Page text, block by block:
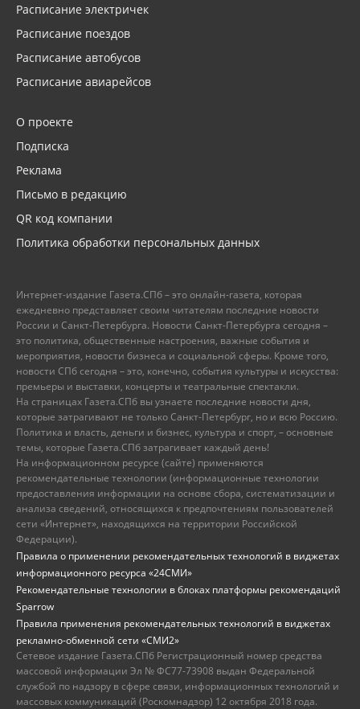
Расписание электричек
Расписание поездов
Расписание автобусов
Расписание авиарейсов
О проекте
Подписка
Реклама
Письмо в редакцию
QR код компании
Политика обработки персональных данных
Интернет-издание Газета.СПб – это онлайн-газета, которая
ежедневно представляет своим читателям последние новости
России и Санкт-Петербурга. Новости Санкт-Петербурга сегодня –
это политика, общественные настроения, важные события и
мероприятия, новости бизнеса и социальной сферы. Кроме того,
новости СПб сегодня – это, конечно, события культуры и искусства:
премьеры и выставки, концерты и театральные спектакли.
На страницах Газета.СПб вы узнаете последние новости дня,
которые затрагивают не только Санкт-Петербург, но и всю Россию.
Политика и власть, деньги и бизнес, культура и спорт, – основные
темы, которые Газета.СПб затрагивает каждый день!
На информационном ресурсе (сайте) применяются
рекомендательные технологии (информационные технологии
предоставления информации на основе сбора, систематизации и
анализа сведений, относящихся к предпочтениям пользователей
сети «Интернет», находящихся на территории Российской
Федерации).
Правила о применении рекомендательных технологий в виджетах
информационного ресурса «24СМИ»
Рекомендательные технологии в блоках платформы рекомендаций
Sparrow
Правила применения рекомендательных технологий в виджетах
рекламно-обменной сети «СМИ2»
Сетевое издание Газета.СПб Регистрационный номер средства
массовой информации Эл № ФС77-73908 выдан Федеральной
службой по надзору в сфере связи, информационных технологий и
массовых коммуникаций (Роскомнадзор) 12 октября 2018 года.